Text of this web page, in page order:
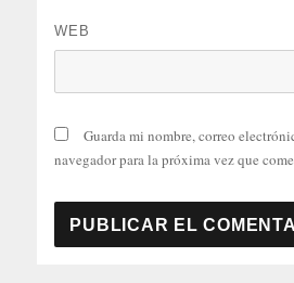
WEB
Guarda mi nombre, correo
navegador para la próxima vez que